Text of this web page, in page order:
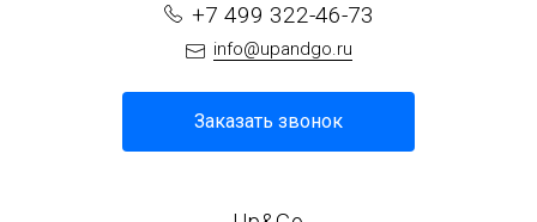
+7 499 322-46-73
info@upandgo.ru
Заказать звонок